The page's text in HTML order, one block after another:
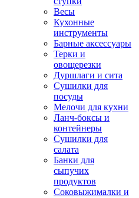
Весы
Кухонные
инструменты
Барные аксессуары
Терки и
овощерезки
Дуршлаги и сита
Сушилки для
посуды
Мелочи для кухни
Ланч-боксы и
контейнеры
Сушилки для
салата
Банки для
сыпучих
продуктов
Соковыжималки и